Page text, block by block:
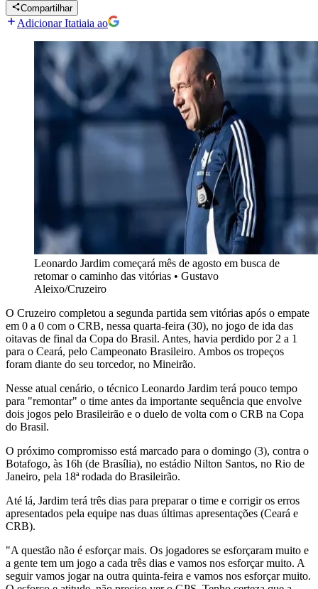
Compartilhar
Adicionar Itatiaia ao
Leonardo Jardim começará mês de agosto em busca de
retomar o caminho das vitórias • Gustavo
Aleixo/Cruzeiro
O Cruzeiro completou a segunda partida sem vitórias após o empate
em 0 a 0 com o CRB, nessa quarta-feira (30), no jogo de ida das
oitavas de final da Copa do Brasil. Antes, havia perdido por 2 a 1
para o Ceará, pelo Campeonato Brasileiro. Ambos os tropeços
foram diante do seu torcedor, no Mineirão.
Nesse atual cenário, o técnico Leonardo Jardim terá pouco tempo
para "remontar" o time antes da importante sequência que envolve
dois jogos pelo Brasileirão e o duelo de volta com o CRB na Copa
do Brasil.
O próximo compromisso está marcado para o domingo (3), contra o
Botafogo, às 16h (de Brasília), no estádio Nilton Santos, no Rio de
Janeiro, pela 18ª rodada do Brasileirão.
Até lá, Jardim terá três dias para preparar o time e corrigir os erros
apresentados pela equipe nas duas últimas apresentações (Ceará e
CRB).
"A questão não é esforçar mais. Os jogadores se esforçaram muito e
a gente tem um jogo a cada três dias e vamos nos esforçar muito. A
seguir vamos jogar na outra quinta-feira e vamos nos esforçar muito.